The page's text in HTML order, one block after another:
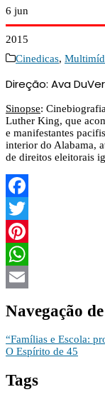
6 jun
2015
Cinedicas,
Direção: Ava
Sinopse:
Luther King, que
e manifestantes
interior do Alabama,
de direitos eleitorais
Facebook
Twitter
Pinterest
WhatsApp
Navegação
“Famílias e Escola:
O Espírito de 45
Tags